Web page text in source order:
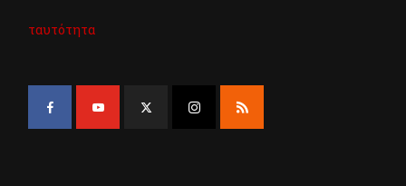
ταυτότητα